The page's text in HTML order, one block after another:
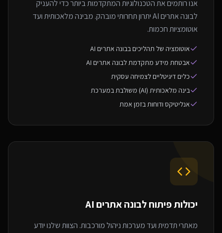
אנו רותמים את הטכנולוגיות המתקדמות ביותר כדי להעניק
לבונה אתרים AI יתרון תחרותי מובהק. מבינה מלאכותית ועד
אוטומציות חכמות.
אוטומציה של תהליכים בבונה אתרים AI
אבטחת מידע מתקדמת לבונה אתרים AI
כלים דיגיטליים לצמיחה עסקית
בינה מלאכותית (AI) משולבת במערכת
אנליטיקס ודוחות בזמן אמת
יכולות פיתוח לבונה אתרים AI
מאתרי תדמית ועד מערכות ניהול מורכבות. הצוות שלנו יודע